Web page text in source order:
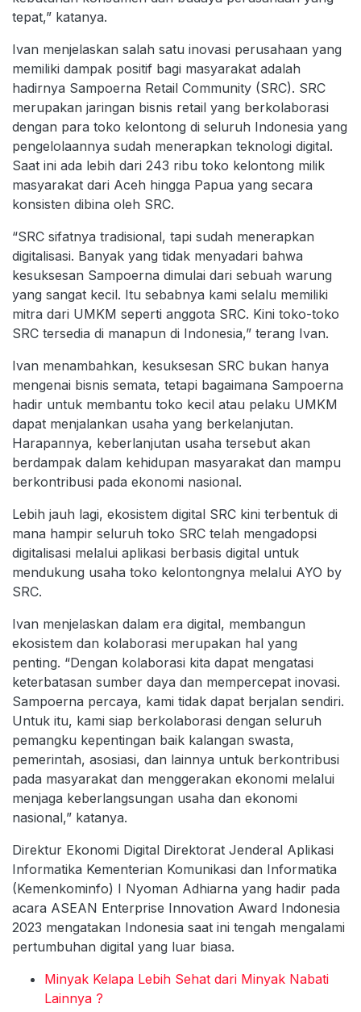
tepat,” katanya.
Ivan menjelaskan salah satu inovasi perusahaan yang
memiliki dampak positif bagi masyarakat adalah
hadirnya Sampoerna Retail Community (SRC). SRC
merupakan jaringan bisnis retail yang berkolaborasi
dengan para toko kelontong di seluruh Indonesia yang
pengelolaannya sudah menerapkan teknologi digital.
Saat ini ada lebih dari 243 ribu toko kelontong milik
masyarakat dari Aceh hingga Papua yang secara
konsisten dibina oleh SRC.
“SRC sifatnya tradisional, tapi sudah menerapkan
digitalisasi. Banyak yang tidak menyadari bahwa
kesuksesan Sampoerna dimulai dari sebuah warung
yang sangat kecil. Itu sebabnya kami selalu memiliki
mitra dari UMKM seperti anggota SRC. Kini toko-toko
SRC tersedia di manapun di Indonesia,” terang Ivan.
Ivan menambahkan, kesuksesan SRC bukan hanya
mengenai bisnis semata, tetapi bagaimana Sampoerna
hadir untuk membantu toko kecil atau pelaku UMKM
dapat menjalankan usaha yang berkelanjutan.
Harapannya, keberlanjutan usaha tersebut akan
berdampak dalam kehidupan masyarakat dan mampu
berkontribusi pada ekonomi nasional.
Lebih jauh lagi, ekosistem digital SRC kini terbentuk di
mana hampir seluruh toko SRC telah mengadopsi
digitalisasi melalui aplikasi berbasis digital untuk
mendukung usaha toko kelontongnya melalui AYO by
SRC.
Ivan menjelaskan dalam era digital, membangun
ekosistem dan kolaborasi merupakan hal yang
penting. “Dengan kolaborasi kita dapat mengatasi
keterbatasan sumber daya dan mempercepat inovasi.
Sampoerna percaya, kami tidak dapat berjalan sendiri.
Untuk itu, kami siap berkolaborasi dengan seluruh
pemangku kepentingan baik kalangan swasta,
pemerintah, asosiasi, dan lainnya untuk berkontribusi
pada masyarakat dan menggerakan ekonomi melalui
menjaga keberlangsungan usaha dan ekonomi
nasional,” katanya.
Direktur Ekonomi Digital Direktorat Jenderal Aplikasi
Informatika Kementerian Komunikasi dan Informatika
(Kemenkominfo) I Nyoman Adhiarna yang hadir pada
acara ASEAN Enterprise Innovation Award Indonesia
2023 mengatakan Indonesia saat ini tengah mengalami
pertumbuhan digital yang luar biasa.
Minyak Kelapa Lebih Sehat dari Minyak Nabati
Lainnya ?